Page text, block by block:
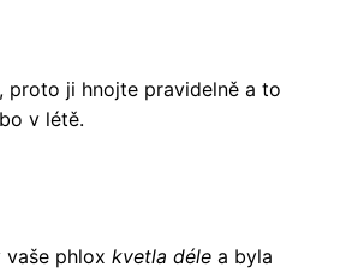
proto ji hnojte pravidelně a to
v létě.
vaše phlox kvetla déle a byla